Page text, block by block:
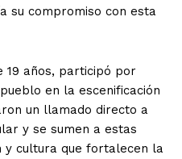
su compromiso con esta
19 años, participó por
en la escenificación
un llamado directo a
y se sumen a estas
y cultura que fortalecen la